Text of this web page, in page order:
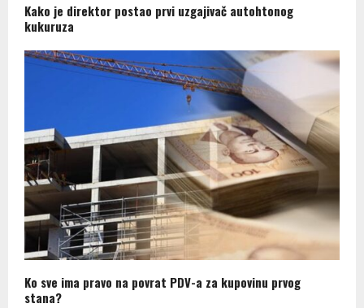
Kako je direktor postao prvi uzgajivač autohtonog
kukuruza
Ko sve ima pravo na povrat PDV-a za kupovinu prvog
stana?